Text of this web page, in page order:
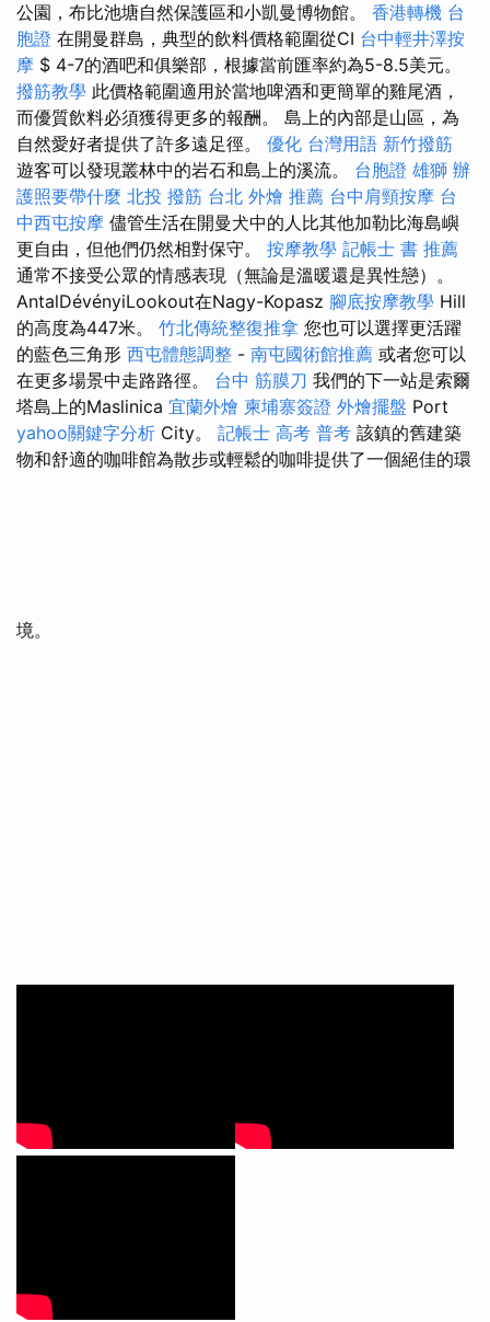
公園，布比池塘自然保護區和小凱曼博物館。 香港轉機 台
胞證 在開曼群島，典型的飲料價格範圍從CI 台中輕井澤按
摩 $ 4-7的酒吧和俱樂部，根據當前匯率約為5-8.5美元。
撥筋教學 此價格範圍適用於當地啤酒和更簡單的雞尾酒，
而優質飲料必須獲得更多的報酬。 島上的內部是山區，為
自然愛好者提供了許多遠足徑。 優化 台灣用語 新竹撥筋
遊客可以發現叢林中的岩石和島上的溪流。 台胞證 雄獅 辦
護照要帶什麼 北投 撥筋 台北 外燴 推薦 台中肩頸按摩 台
中西屯按摩 儘管生活在開曼犬中的人比其他加勒比海島嶼
更自由，但他們仍然相對保守。 按摩教學 記帳士 書 推薦
通常不接受公眾的情感表現（無論是溫暖還是異性戀）。
AntalDévényiLookout在Nagy-Kopasz 腳底按摩教學 Hill
的高度為447米。 竹北傳統整復推拿 您也可以選擇更活躍
的藍色三角形 西屯體態調整 - 南屯國術館推薦 或者您可以
在更多場景中走路路徑。 台中 筋膜刀 我們的下一站是索爾
塔島上的Maslinica 宜蘭外燴 柬埔寨簽證 外燴擺盤 Port
yahoo關鍵字分析 City。 記帳士 高考 普考 該鎮的舊建築
物和舒適的咖啡館為散步或輕鬆的咖啡提供了一個絕佳的環
境。